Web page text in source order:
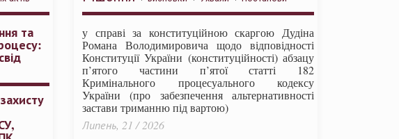
та
у справі за конституційною скаргою Дудіна
Романа Володимировича щодо відповідності
Конституції України (конституційності) абзацу
п’ятого частини п’ятої статті 182
Кримінального процесуального кодексу
України (про забезпечення альтернативності
застави триманню під вартою)
Липень, 21 / 2026